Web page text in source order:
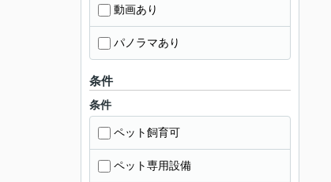
動画あり
パノラマあり
条件
条件
ペット飼育可
ペット専用設備